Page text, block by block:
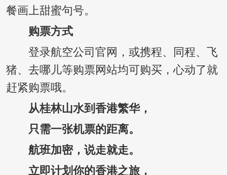
餐画上甜蜜句号。
购票方式
登录航空公司官网，或携程、同程、飞
猪、去哪儿等购票网站均可购买，心动了就
赶紧购票哦。
从桂林山水到香港繁华，
只需一张机票的距离。
航班加密，说走就走。
立即计划你的香港之旅，